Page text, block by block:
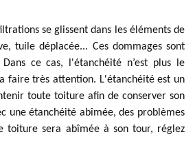
se glissent dans les éléments de
tuile déplacée... Ces dommages sont
ce cas, l'étanchéité n’est plus le
faire très attention. L'étanchéité est un
toute toiture afin de conserver son
une étanchéité abîmée, des problèmes
toiture sera abîmée à son tour, réglez